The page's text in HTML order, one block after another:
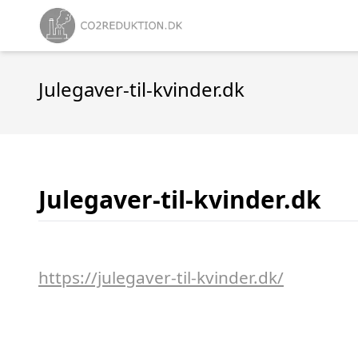
Julegaver-til-kvinder.dk
Julegaver-til-kvinder.dk
https://julegaver-til-kvinder.dk/